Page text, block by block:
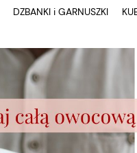
DZBANKI i GARNUSZKI